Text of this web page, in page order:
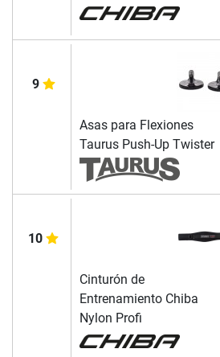
9
Asas para Flexiones
Taurus Push-Up Twister
10
Cinturón de
Entrenamiento Chiba
Nylon Profi